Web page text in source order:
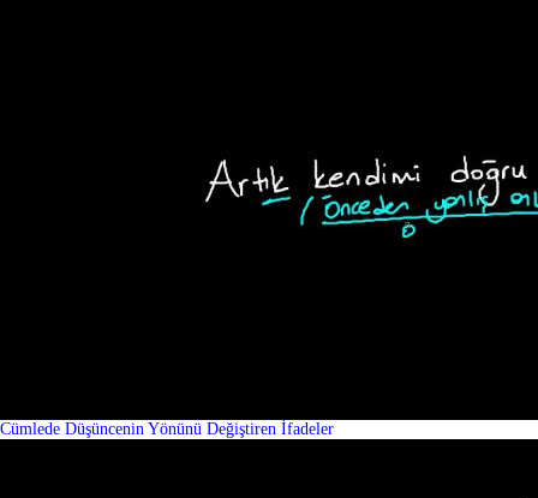
Cümlede Düşüncenin Yönünü Değiştiren İfadeler